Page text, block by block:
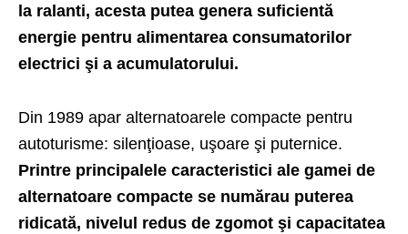
la ralanti, acesta putea genera suficientă
energie pentru alimentarea consumatorilor
electrici şi a acumulatorului.
Din 1989 apar alternatoarele compacte pentru
autoturisme: silenţioase, uşoare şi puternice.
Printre principalele caracteristici ale gamei de
alternatoare compacte se numărau puterea
ridicată, nivelul redus de zgomot şi capacitatea